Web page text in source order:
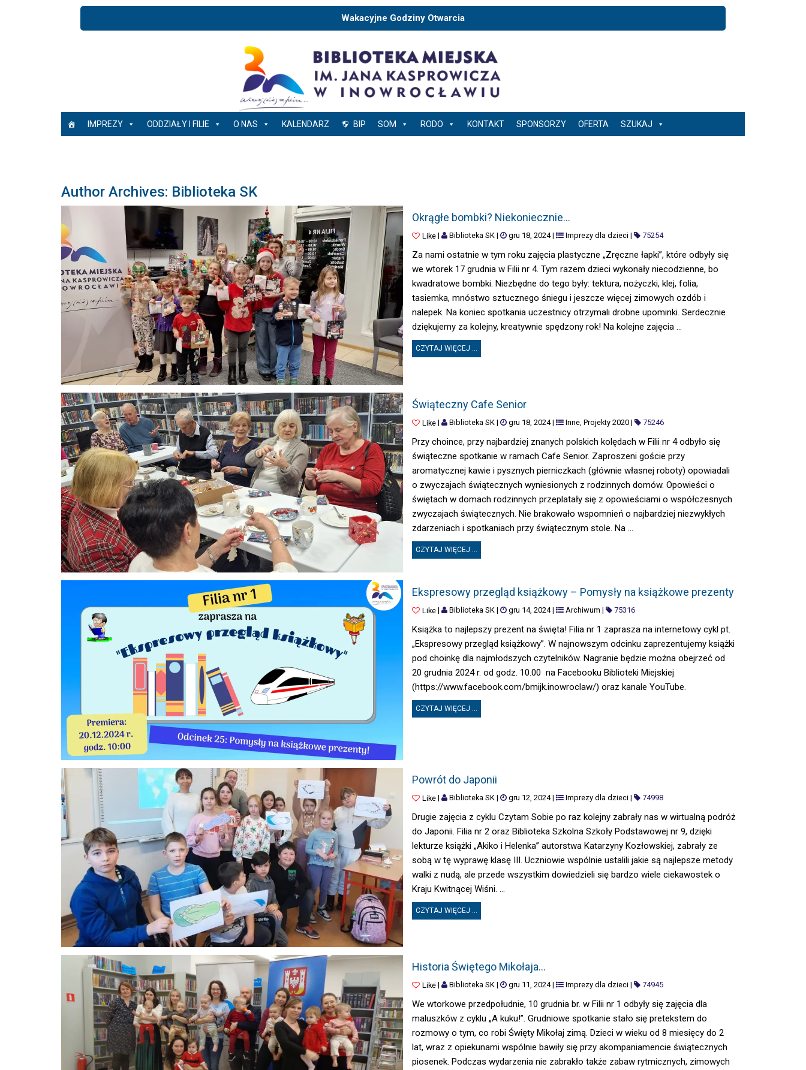
Wakacyjne Godziny Otwarcia
IMPREZY ODDZIAŁY I FILIE O NAS KALENDARZ BIP SOM RODO KONTAKT SPONSORZY OFERTA SZUKAJ
Author Archives: Biblioteka SK
Okrągłe bombki? Niekoniecznie…
Like| Biblioteka SK| gru 18, 2024| Imprezy dla dzieci| 75254
Za nami ostatnie w tym roku zajęcia plastyczne „Zręczne łapki”, które odbyły się
we wtorek 17 grudnia w Filii nr 4. Tym razem dzieci wykonały niecodzienne, bo
kwadratowe bombki. Niezbędne do tego były: tektura, nożyczki, klej, folia,
tasiemka, mnóstwo sztucznego śniegu i jeszcze więcej zimowych ozdób i
nalepek. Na koniec spotkania uczestnicy otrzymali drobne upominki. Serdecznie
dziękujemy za kolejny, kreatywnie spędzony rok! Na kolejne zajęcia ...
CZYTAJ WIĘCEJ ...
Świąteczny Cafe Senior
Like| Biblioteka SK| gru 18, 2024| Inne, Projekty 2020| 75246
Przy choince, przy najbardziej znanych polskich kolędach w Filii nr 4 odbyło się
świąteczne spotkanie w ramach Cafe Senior. Zaproszeni goście przy
aromatycznej kawie i pysznych pierniczkach (głównie własnej roboty) opowiadali
o zwyczajach świątecznych wyniesionych z rodzinnych domów. Opowieści o
świętach w domach rodzinnych przeplatały się z opowieściami o współczesnych
zwyczajach świątecznych. Nie brakowało wspomnień o najbardziej niezwykłych
zdarzeniach i spotkaniach przy świątecznym stole. Na ...
CZYTAJ WIĘCEJ ...
Ekspresowy przegląd książkowy – Pomysły na książkowe prezenty
Like| Biblioteka SK| gru 14, 2024| Archiwum | 75316
Książka to najlepszy prezent na święta! Filia nr 1 zaprasza na internetowy cykl pt.
„Ekspresowy przegląd książkowy”. W najnowszym odcinku zaprezentujemy książki
pod choinkę dla najmłodszych czytelników. Nagranie będzie można obejrzeć od
20 grudnia 2024 r. od godz. 10.00 na Facebooku Biblioteki Miejskiej
(https://www.facebook.com/bmijk.inowroclaw/) oraz kanale YouTube.
CZYTAJ WIĘCEJ ...
Powrót do Japonii
Like| Biblioteka SK| gru 12, 2024| Imprezy dla dzieci| 74998
Drugie zajęcia z cyklu Czytam Sobie po raz kolejny zabrały nas w wirtualną podróż
do Japonii. Filia nr 2 oraz Biblioteka Szkolna Szkoły Podstawowej nr 9, dzięki
lekturze książki „Akiko i Helenka” autorstwa Katarzyny Kozłowskiej, zabrały ze
sobą w tę wyprawę klasę III. Uczniowie wspólnie ustalili jakie są najlepsze metody
walki z nudą, ale przede wszystkim dowiedzieli się bardzo wiele ciekawostek o
Kraju Kwitnącej Wiśni. ...
CZYTAJ WIĘCEJ ...
Historia Świętego Mikołaja…
Like| Biblioteka SK| gru 11, 2024| Imprezy dla dzieci| 74945
We wtorkowe przedpołudnie, 10 grudnia br. w Filii nr 1 odbyły się zajęcia dla
maluszków z cyklu „A kuku!”. Grudniowe spotkanie stało się pretekstem do
rozmowy o tym, co robi Święty Mikołaj zimą. Dzieci w wieku od 8 miesięcy do 2
lat, wraz z opiekunami wspólnie bawiły się przy akompaniamencie świątecznych
piosenek. Podczas wydarzenia nie zabrakło także zabaw rytmicznych, zimowych